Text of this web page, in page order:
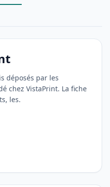
déposés par les
chez VistaPrint. La fiche
les.